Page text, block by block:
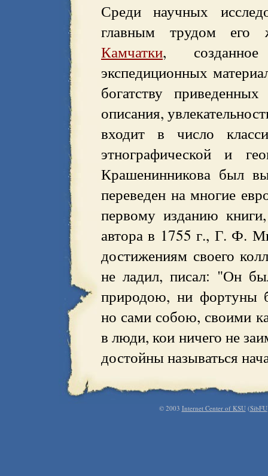
Среди научных
главным трудом
Камчатки,
экспедиционных
богатству
описания,
входит в число
этнографической и
Крашенинникова был
переведен на многие
первому изданию
автора в 1755 г., Г. Ф.
достижениям своего
не ладил, писал: "Он
природою, ни фортуны
но сами собою, своими
в люди, кои ничего не
достойны называться
© 2003 Internet Center of KSU(SibFU